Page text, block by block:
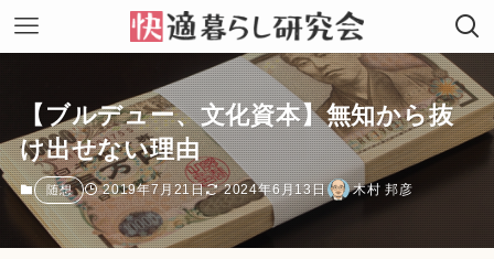
【ブルデュー、文化資本】無知から抜
け出せない理由
随想 2019年7月21日 2024年6月13日 木村 邦彦